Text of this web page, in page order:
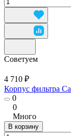
Советуем
4 710 ₽
Корпус фильтра
0
0
Много
В корзину